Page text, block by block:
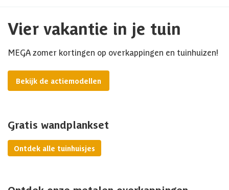
Vier vakantie in je tuin
MEGA zomer kortingen op overkappingen en tuinhuizen!
Bekijk de actiemodellen
Gratis wandplankset
Ontdek alle tuinhuisjes